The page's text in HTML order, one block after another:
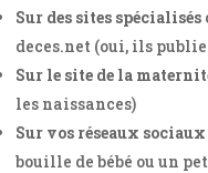
Sur des sites spécialisés
deces.net (oui, ils
Sur le site de la
les naissances)
Sur vos réseaux
bouille de bébé ou un